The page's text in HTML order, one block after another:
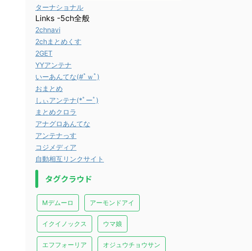
ターナショナル
Links -5ch全般
2chnavi
2chまとめくす
2GET
YYアンテナ
いーあんてな(#ﾟｗﾟ)
おまとめ
しぃアンテナ(*ﾟーﾟ)
まとめクロラ
アナグロあんてな
アンテナっす
コジメディア
自動相互リンクサイト
タグクラウド
Mデムーロ アーモンドアイ
イクイノックス ウマ娘
エフフォーリア オジュウチョウサン